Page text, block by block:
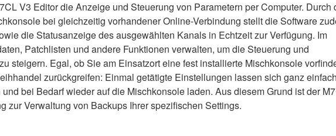
V3 Editor die Anzeige und Steuerung von Parametern per Computer. Durch
bei gleichzeitig vorhandener Online-Verbindung stellt die Software
die Statusanzeige des ausgewählten Kanals in Echtzeit zur Verfügung. Im
Patchlisten und andere Funktionen verwalten, um die Steuerung und
steigern. Egal, ob Sie am Einsatzort eine fest installierte Mischkonsole
zurückgreifen: Einmal getätigte Einstellungen lassen sich ganz
bei Bedarf wieder auf die Mischkonsole laden. Aus diesem Grund ist der
zur Verwaltung von Backups Ihrer spezifischen Settings.